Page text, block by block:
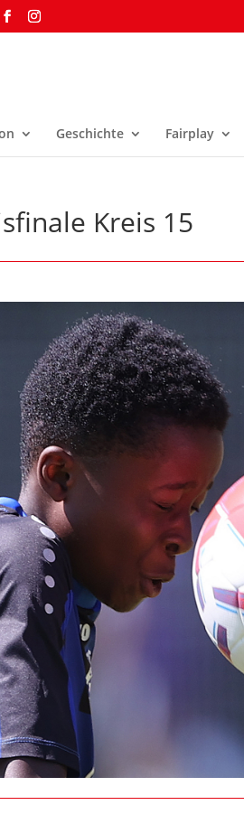
Geschichte Fairplay
Kreis 15